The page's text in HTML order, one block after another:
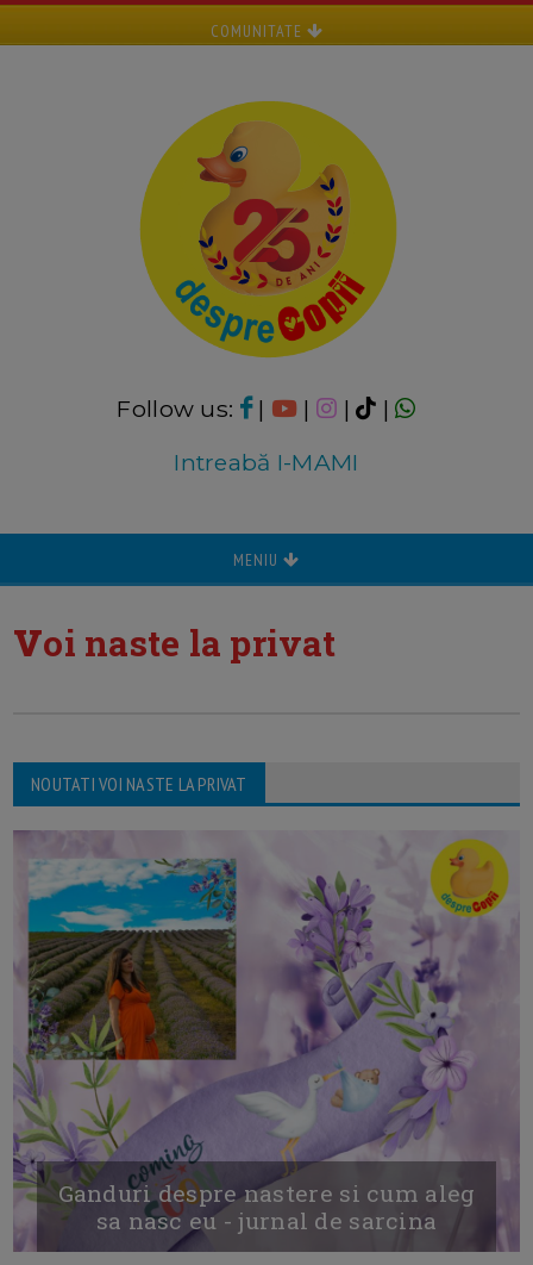
COMUNITATE
Follow us: | | |
|
Intreabă I-MAMI
MENIU
voi naste la privat
NOUTATI VOI NASTE LA PRIVAT
Ganduri despre nastere si cum aleg
sa nasc eu - jurnal de sarcina